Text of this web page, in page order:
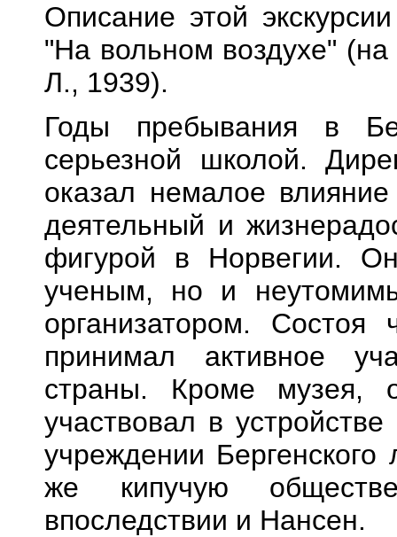
Описание этой
"На вольном воздухе"
Л., 1939).
Годы пребывания в
серьезной школой.
оказал немалое
деятельный и
фигурой в Норвегии.
ученым, но и
организатором. Состоя
принимал активное
страны. Кроме музея,
участвовал в
учреждении Бергенского
же кипучую
впоследствии и Нансен.